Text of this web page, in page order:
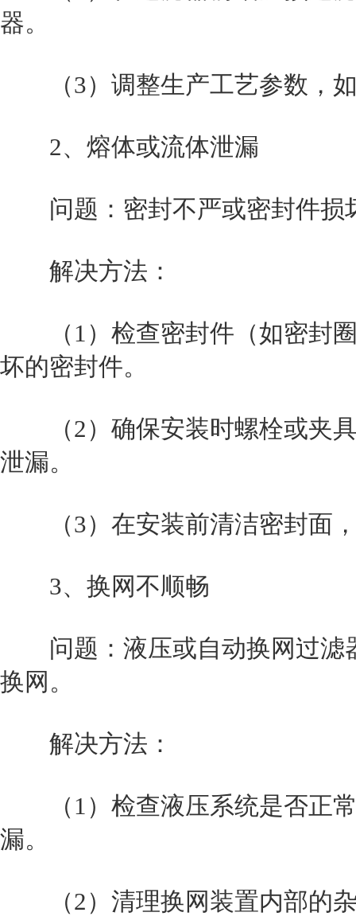
器。
（3）调整生产工艺参数，如
2、熔体或流体泄漏
问题：密封不严或密封件损
解决方法：
（1）检查密封件（如密封圈
坏的密封件。
（2）确保安装时螺栓或夹具
泄漏。
（3）在安装前清洁密封面，
3、换网不顺畅
问题：液压或自动换网过滤
换网。
解决方法：
（1）检查液压系统是否正常
漏。
（2）清理换网装置内部的杂